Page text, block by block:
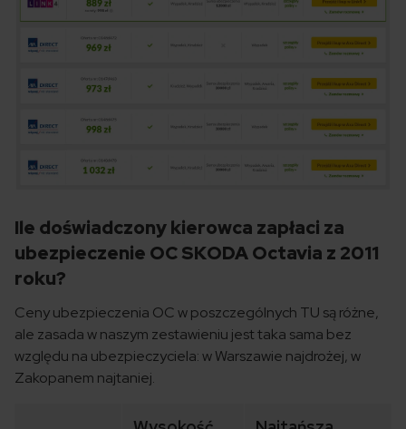
Ile doświadczony kierowca zapłaci za
ubezpieczenie OC SKODA Octavia z 2011
roku?
Ceny ubezpieczenia OC w poszczególnych TU są różne,
ale zasada w naszym zestawieniu jest taka sama bez
względu na ubezpieczyciela: w Warszawie najdrożej, w
Zakopanem najtaniej.